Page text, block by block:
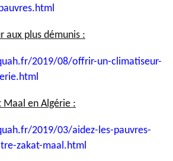
aux plus démunis :
2019/08/offrir-un-climatiseur-
Maal en Algérie :
2019/03/aidez-les-pauvres-
zakat-maal.html